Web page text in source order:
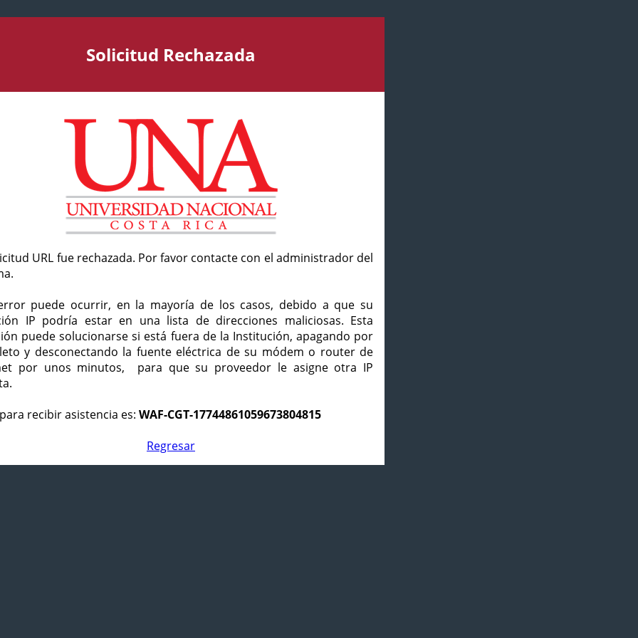
Solicitud Rechazada
URL fue rechazada. Por favor contacte con el administrador del
puede ocurrir, en la mayoría de los casos, debido a que su
IP podría estar en una lista de direcciones maliciosas. Esta
puede solucionarse si está fuera de la Institución, apagando por
y desconectando la fuente eléctrica de su módem o router de
por unos minutos, para que su proveedor le asigne otra IP
recibir asistencia es: WAF-CGT-17744861059673804815
Regresar